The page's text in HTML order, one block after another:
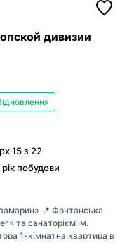
дивизии
15 з 22
побудови
📍 Фонтанська
та санаторієм ім.
1-кімнатна квартира в